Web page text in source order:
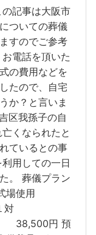
記事は大阪市
ついての葬儀
すのでご参考
電話を頂いた
の費用などを
たので、自宅
か？と言いま
区我孫子の自
くなられたと
ているとの事
用しての一日
。 葬儀プラン
使用
花１対
円 預